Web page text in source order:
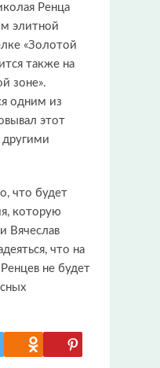
Ренца
элитной
«Золотой
также на
зоне».
одним из
этот
другими
что будет
которую
Вячеслав
что на
не будет